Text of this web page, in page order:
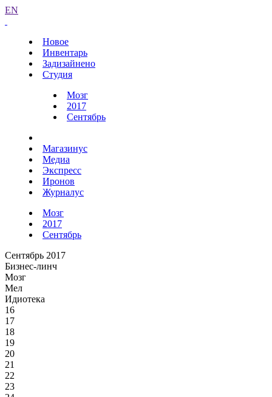
EN
Новое
Инвентарь
Задизайнено
Студия
Мозг
2017
Сентябрь
Магазинус
Медиа
Экспресс
Иронов
Журналус
Мозг
2017
Сентябрь
Сентябрь 2017
Бизнес-линч
Мозг
Мел
Идиотека
16
17
18
19
20
21
22
23